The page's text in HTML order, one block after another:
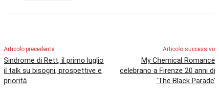
Articolo precedente
Sindrome di Rett, il primo luglio
il talk su bisogni, prospettive e
priorità
Articolo successivo
My Chemical Romance
celebrano a Firenze 20 anni di
‘The Black Parade’